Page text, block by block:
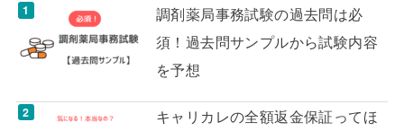
調剤薬局事務試験の過去問は必
須！過去問サンプルから試験内容
を予想
キャリカレの全額返金保証ってほ